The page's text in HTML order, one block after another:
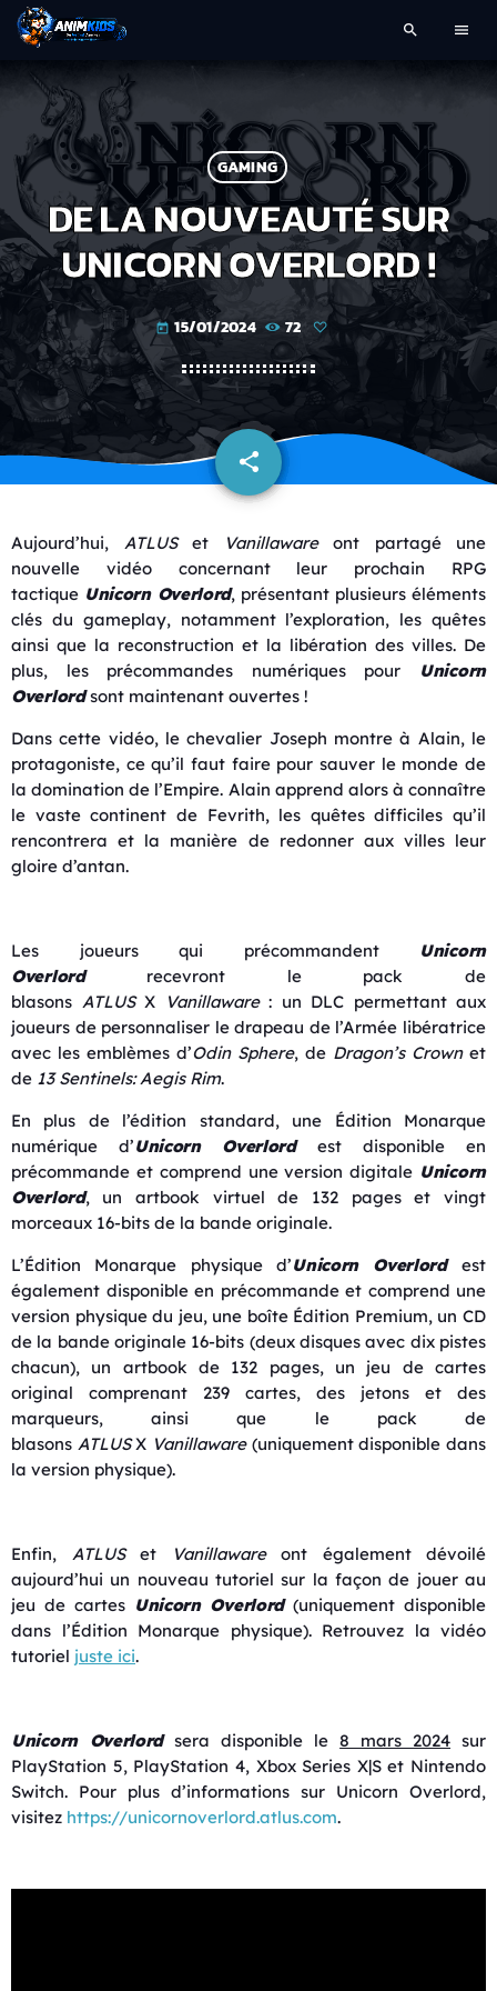
search menu
GAMING
DE LA NOUVEAUTÉ SUR
UNICORN OVERLORD !
today 15/01/2024 72
share
email
Aujourd’hui, ATLUSet Vanillawareont partagé une
nouvelle vidéo concernant leur prochain RPG
tactique Unicorn Overlord, présentant plusieurs éléments
clés du gameplay, notamment l’exploration, les quêtes
ainsi que la reconstruction et la libération des villes. De
plus, les précommandes numériques pour
Unicorn
Overlordsont maintenant ouvertes !
Dans cette vidéo, le chevalier Joseph montre à Alain, le
protagoniste, ce qu’il faut faire pour sauver le monde de
la domination de l’Empire. Alain apprend alors à connaître
le vaste continent de Fevrith, les quêtes difficiles qu’il
rencontrera et la manière de redonner aux villes leur
gloire d’antan.
Les joueurs qui précommandent
Unicorn
Overlordrecevront le pack de
blasons ATLUSX Vanillaware: un DLC permettant aux
joueurs de personnaliser le drapeau de l’Armée libératrice
avec les emblèmes d’Odin Sphere, de Dragon’s Crownet
de 13 Sentinels: Aegis Rim.
En plus de l’édition standard, une Édition Monarque
numérique d’Unicorn Overlord
est disponible en
précommande et comprend une version digitale Unicorn
Overlord, un artbook virtuel de 132 pages et vingt
morceaux 16-bits de la bande originale.
L’Édition Monarque physique d’Unicorn Overlord
est
également disponible en précommande et comprend une
version physique du jeu, une boîte Édition Premium, un CD
de la bande originale 16-bits (deux disques avec dix pistes
chacun), un artbook de 132 pages, un jeu de cartes
original comprenant 239 cartes, des jetons et des
marqueurs, ainsi que le pack de
blasons ATLUSX Vanillaware(uniquement disponible dans
la version physique).
Enfin, ATLUS et Vanillawareont également dévoilé
aujourd’hui un nouveau tutoriel sur la façon de jouer au
jeu de cartes Unicorn Overlord(uniquement disponible
dans l’Édition Monarque physique). Retrouvez la vidéo
tutoriel juste ici.
Unicorn Overlordsera disponible le8 mars 2024 sur
PlayStation 5, PlayStation 4, Xbox Series X|S et Nintendo
Switch. Pour plus d’informations sur Unicorn Overlord,
visitez https://unicornoverlord.atlus.com.